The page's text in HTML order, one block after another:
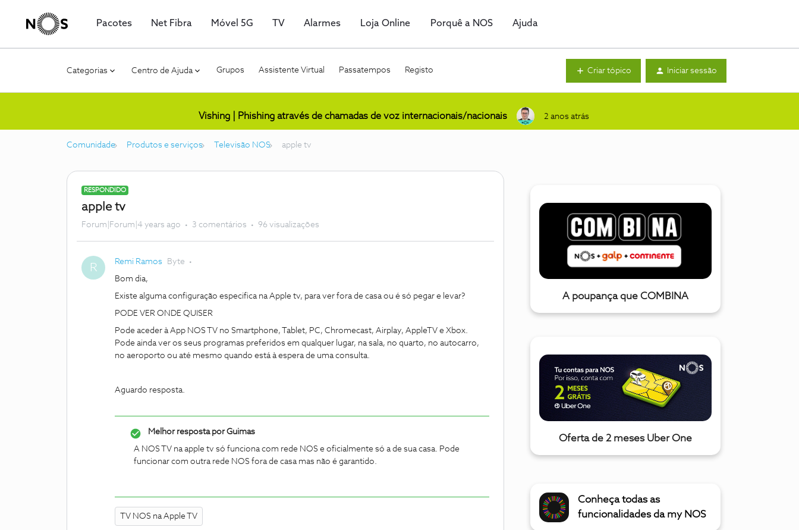
Pacotes Net Fibra Móvel 5G TV Alarmes Loja Online Porquê a NOS Ajuda
Categorias Centro de Ajuda Grupos Assistente Virtual Passatempos Registo Criar tópico Iniciar sessão
Vishing | Phishing através de chamadas de voz internacionais/nacionais 2 anos atrás
Comunidade Produtos e serviços Televisão NOS apple tv
RESPONDIDO
apple tv
Forum|Forum|4 years ago 3 comentários 96 visualizações
R Remi Ramos Byte
Bom dia,
Existe alguma configuração especifica na Apple tv, para ver fora de casa ou é só pegar e levar?
PODE VER ONDE QUISER
Pode aceder à App NOS TV no Smartphone, Tablet, PC, Chromecast, Airplay, AppleTV e Xbox.
Pode ainda ver os seus programas preferidos em qualquer lugar, na sala, no quarto, no autocarro,
no aeroporto ou até mesmo quando está à espera de uma consulta.
Aguardo resposta.
Melhor resposta porGuimas
A NOS TV na apple tv só funciona com rede NOS e oficialmente só a de sua casa. Pode
funcionar com outra rede NOS fora de casa mas não é garantido.
TV NOS na Apple TV
A poupança que COMBINA
Oferta de 2 meses Uber One
Conheça todas as
funcionalidades da my NOS